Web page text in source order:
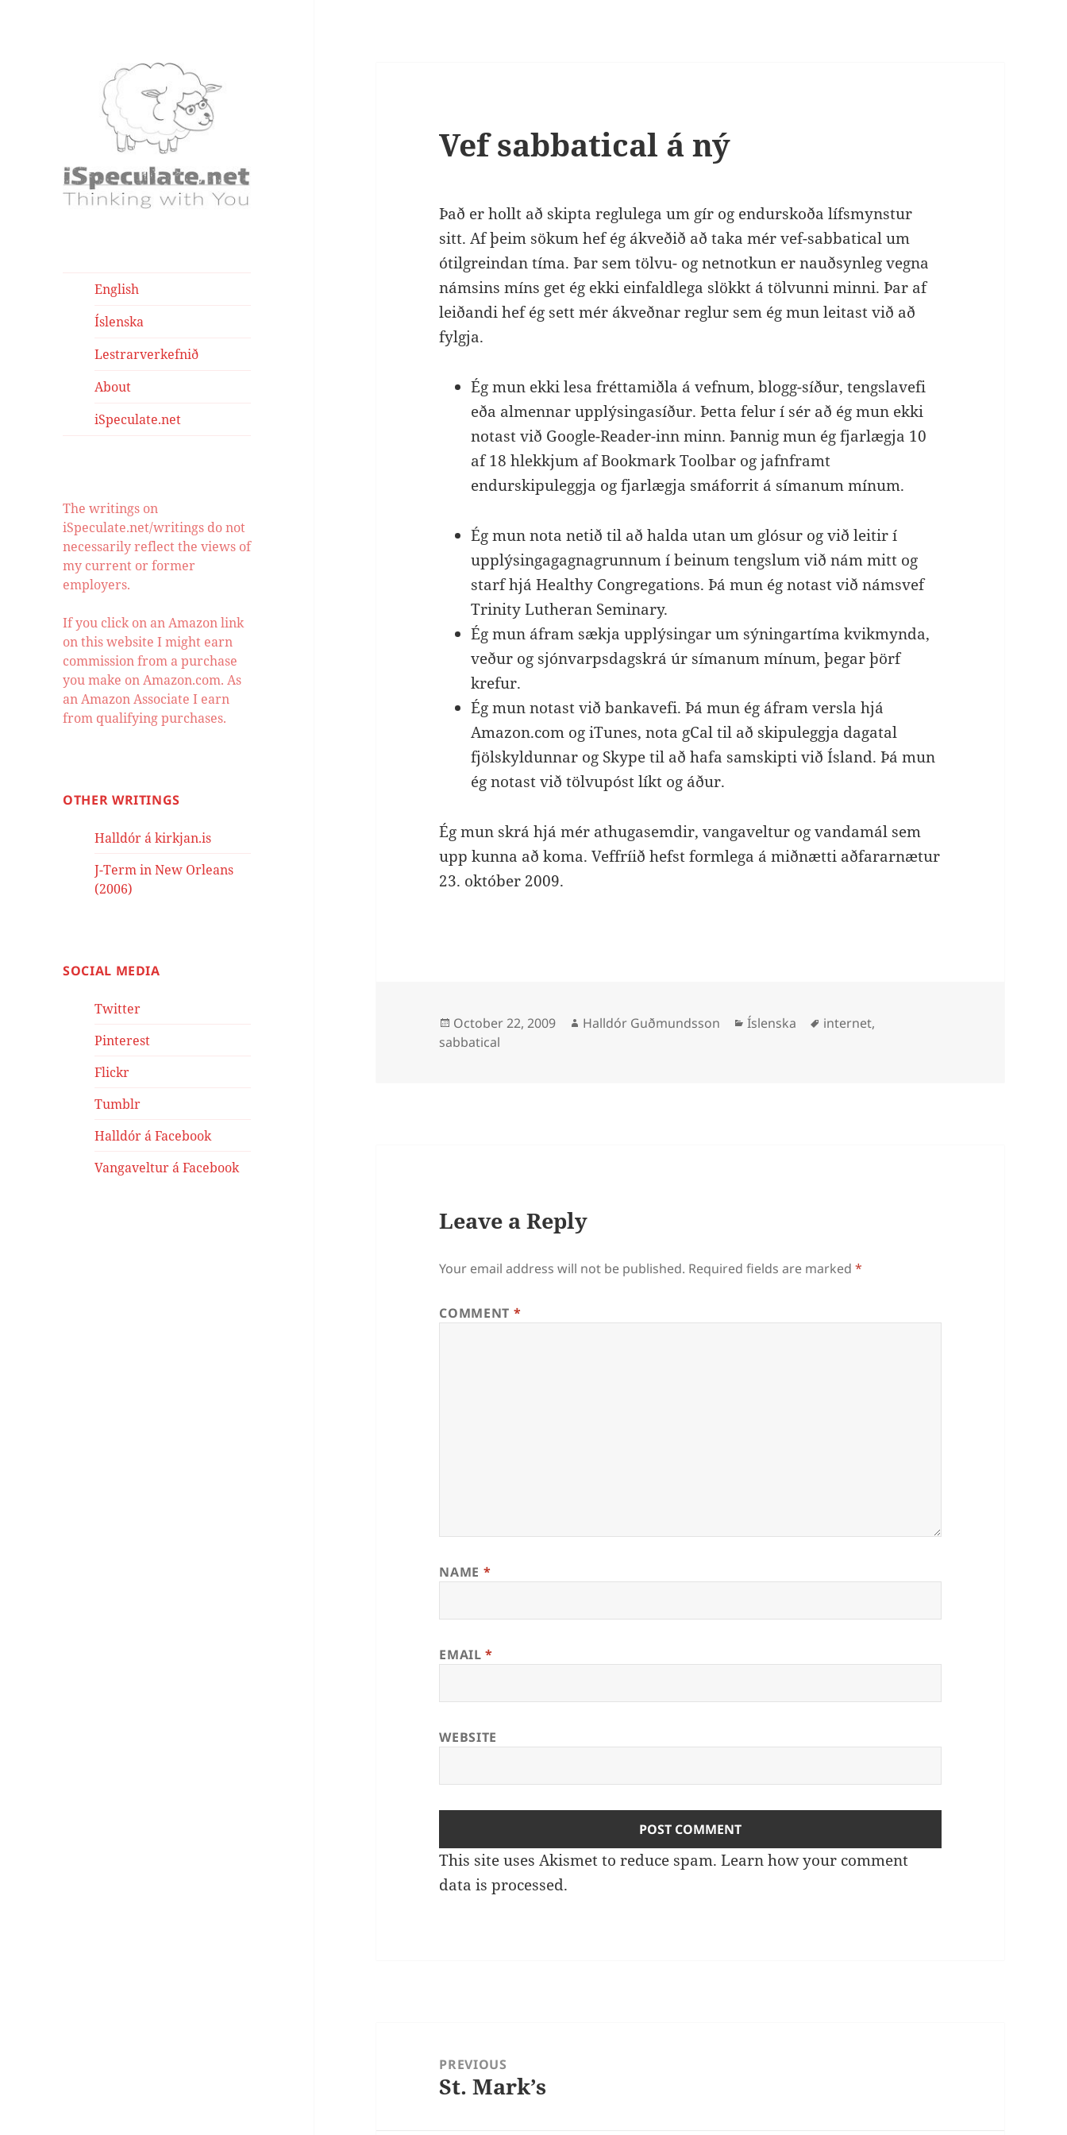
English
Íslenska
Lestrarverkefnið
About
iSpeculate.net
The writings on
iSpeculate.net/writings do not
necessarily reflect the views of
my current or former
employers.
If you click on an Amazon link
on this website I might earn
commission from a purchase
you make on Amazon.com. As
an Amazon Associate I earn
from qualifying purchases.
OTHER WRITINGS
Halldór á kirkjan.is
J-Term in New Orleans
(2006)
SOCIAL MEDIA
Twitter
Pinterest
Flickr
Tumblr
Halldór á Facebook
Vangaveltur á Facebook
Vef sabbatical á ný
Það er hollt að skipta reglulega um gír og endurskoða lífsmynstur
sitt. Af þeim sökum hef ég ákveðið að taka mér vef-sabbatical um
ótilgreindan tíma. Þar sem tölvu- og netnotkun er nauðsynleg vegna
námsins míns get ég ekki einfaldlega slökkt á tölvunni minni. Þar af
leiðandi hef ég sett mér ákveðnar reglur sem ég mun leitast við að
fylgja.
Ég mun ekki lesa fréttamiðla á vefnum, blogg-síður, tengslavefi
eða almennar upplýsingasíður. Þetta felur í sér að ég mun ekki
notast við Google-Reader-inn minn. Þannig mun ég fjarlægja 10
af 18 hlekkjum af Bookmark Toolbar og jafnframt
endurskipuleggja og fjarlægja smáforrit á símanum mínum.
Ég mun nota netið til að halda utan um glósur og við leitir í
upplýsingagagnagrunnum í beinum tengslum við nám mitt og
starf hjá Healthy Congregations. Þá mun ég notast við námsvef
Trinity Lutheran Seminary.
Ég mun áfram sækja upplýsingar um sýningartíma kvikmynda,
veður og sjónvarpsdagskrá úr símanum mínum, þegar þörf
krefur.
Ég mun notast við bankavefi. Þá mun ég áfram versla hjá
Amazon.com og iTunes, nota gCal til að skipuleggja dagatal
fjölskyldunnar og Skype til að hafa samskipti við Ísland. Þá mun
ég notast við tölvupóst líkt og áður.
Ég mun skrá hjá mér athugasemdir, vangaveltur og vandamál sem
upp kunna að koma. Veffríið hefst formlega á miðnætti aðfararnætur
23. október 2009.
Posted
on
October 22, 2009 Author
Halldór Guðmundsson Categories
Íslenska Tags
internet,
sabbatical
Leave a Reply
Your email address will not be published. Required fields are marked*
COMMENT *
NAME *
EMAIL*
WEBSITE
This site uses Akismet to reduce spam.Learn how your comment
data is processed.
navigationPREVIOUS
Previous
St. Mark’s